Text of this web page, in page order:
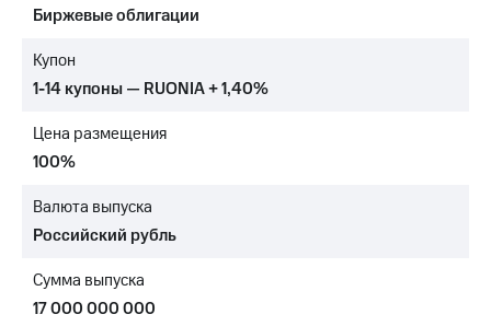
Достижения
Интервью
отчетность
Контакты
Новости
в
Биржевые облигации
Купон
1-14 купоны — RUONIA + 1,40%
Цена размещения
100%
Валюта выпуска
Российский рубль
Сумма выпуска
17 000 000 000